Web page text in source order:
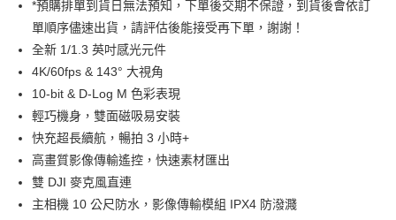
華南商業銀行
彰化商業銀行
上海商業儲蓄銀行
台北富邦商業銀行
國泰世華商業銀行
臺灣中小企業銀行
匯豐（台灣）商業銀行
元大商業銀行
玉山商業銀行
台新國際商業銀行
中國信託商業銀行
台灣樂天信用卡公司
華南商業銀行
彰化商業銀行
上海商業儲蓄銀行
國泰世華商業銀行
臺灣中小企業銀行
匯豐（台灣）商業銀行
聯邦商業銀行
元大商業銀行
玉山商業銀行
星展（台灣）商業銀行
台新國際商業銀行
台灣樂天信用卡公司
12 期 0 利率 每期 NT$849 21家銀行
合作金庫商業銀行
上海商業儲蓄銀行
國泰世華商業銀行
臺灣中小企業銀行
匯豐（台灣）商業銀行
聯邦商業銀行
遠東國際商業銀行
元大商業銀行
玉山商業銀行
台新國際商業銀行
中國信託商業銀行
LINE Pay
Apple Pay
街口支付
悠遊付
Google Pay
全支付
*預購排單到貨日無法預知，下單後交期不保證，到貨後會依訂
單順序儘速出貨，請評估後能接受再下單，謝謝！
全新 1/1.3 英吋感光元件
4K/60fps & 143° 大視角
10-bit & D-Log M 色彩表現
輕巧機身，雙面磁吸易安裝
快充超長續航，暢拍 3 小時+
高畫質影像傳輸遙控，快速素材匯出
雙 DJI 麥克風直連
主相機 10 公尺防水，影像傳輸模組 IPX4 防潑濺